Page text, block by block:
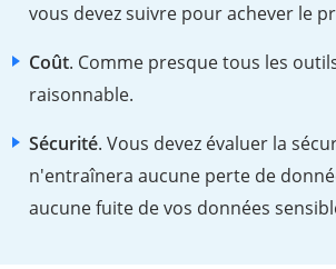
vous devez suivre pour achever le
Coût. Comme presque tous les
raisonnable.
Sécurité. Vous devez évaluer la
n'entraînera aucune perte de
aucune fuite de vos données